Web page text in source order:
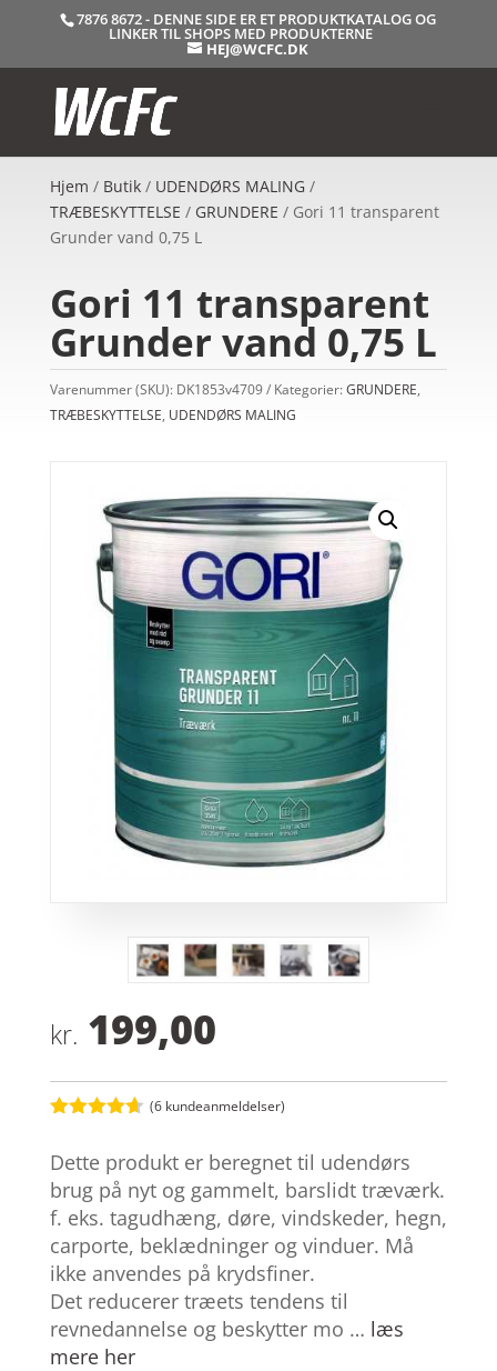
7876 8672 - DENNE SIDE ER ET PRODUKTKATALOG OG
LINKER TIL SHOPS MED PRODUKTERNE
HEJ@WCFC.DK
Hjem / Butik/ UDENDØRS MALING/
TRÆBESKYTTELSE / GRUNDERE / Gori 11 transparent
Grunder vand 0,75 L
Gori 11 transparent
Grunder vand 0,75 L
Varenummer (SKU): DK1853v4709 Kategorier:GRUNDERE,
TRÆBESKYTTELSE, UDENDØRS MALING
kr. 199,00
ud af 5
baseret på
kundebedø
mmelser
(6 kundeanmeldelser)
Dette produkt er beregnet til udendørs
brug på nyt og gammelt, barslidt træværk.
f. eks. tagudhæng, døre, vindskeder, hegn,
carporte, beklædninger og vinduer. Må
ikke anvendes på krydsfiner.
Det reducerer træets tendens til
revnedannelse og beskytter mo … læs
mere her